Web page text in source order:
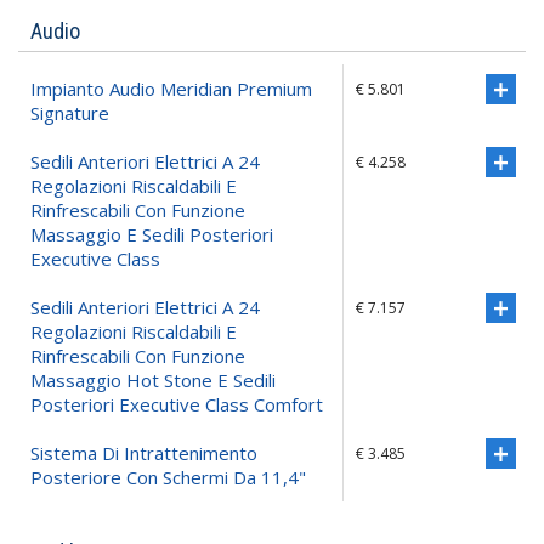
Audio
Impianto Audio Meridian Premium
Signature
€ 5.801
Sedili Anteriori Elettrici A 24
Regolazioni Riscaldabili E
Rinfrescabili Con Funzione
Massaggio E Sedili Posteriori
Executive Class
€ 4.258
Sedili Anteriori Elettrici A 24
Regolazioni Riscaldabili E
Rinfrescabili Con Funzione
Massaggio Hot Stone E Sedili
Posteriori Executive Class Comfort
€ 7.157
Sistema Di Intrattenimento
Posteriore Con Schermi Da 11,4"
€ 3.485